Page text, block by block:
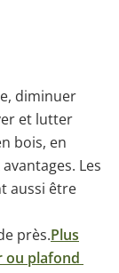
diminuer
et lutter
bois, en
Les
aussi être
près.Plus
ou plafond